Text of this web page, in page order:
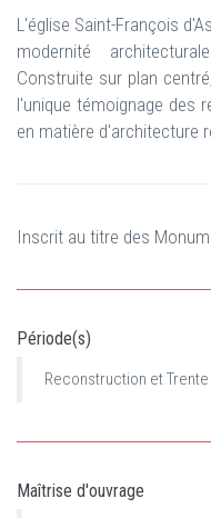
L'église Saint-François
modernité
Construite sur plan
l'unique témoignage des
en matière d'architecture
Inscrit au titre des
Période(s)
Reconstruction et
Maîtrise d'ouvrage